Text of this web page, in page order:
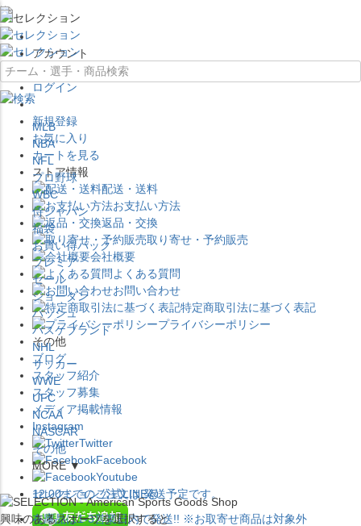
×
アカウント
ログイン
新規登録
お気に入り
カートを見る
ストア情報
配送・送料
お支払い方法
返品・交換
取り寄せ・予約販売
会社概要
よくある質問
お問い合わせ
特定商取引法に基づく表記
プライバシーポリシー
その他
ブログ
スタッフ紹介
スタッフ募集
メディア掲載情報
Instagram
Twitter
Facebook
Youtube
セレクション公式LINE@
MLB
NBA
NFL
プロ野球
WBC
侍ジャパン
福袋
お買い得パック
プレミア
セール
ジョーダン
バッシュ
バスケブランド
NHL
サッカー
WWE
UFC
NCAA
NASCAR
その他
MORE ▼
12:00までのご注文は発送予定です。
在庫品は1-3営業日内で発送!! ※お取寄せ商品は対象外
興味のあるスポーツを選択すると